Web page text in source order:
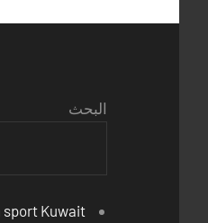
البحث
Bein sport Kuwait وكيل بي ان سبورت المنطقة العاشرة